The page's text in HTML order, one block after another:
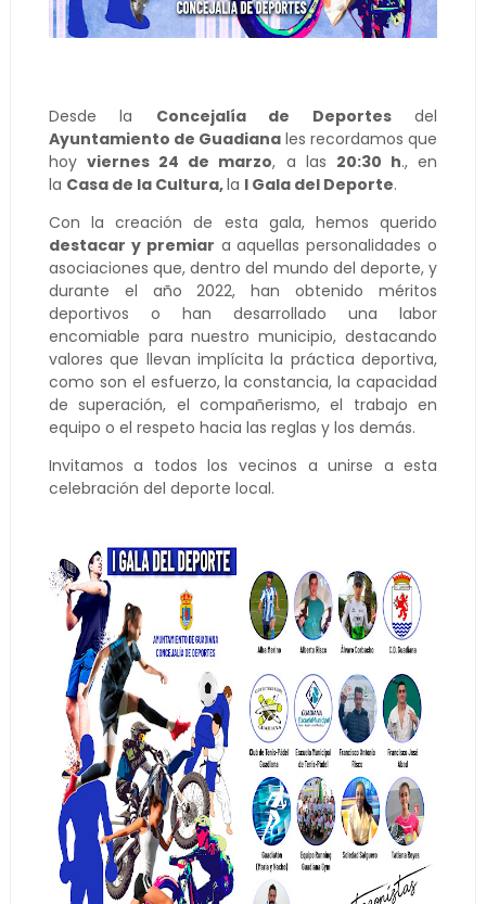
Desde la Concejalía de Deportesdel
Ayuntamiento de Guadianales recordamos que
hoyviernes 24 de marzo, a las 20:30 h., en
la Casa de la Cultura,la I Gala del Deporte.
Con la creación de esta gala, hemos querido
destacar y premiar a aquellas personalidades o
asociaciones que, dentro del mundo del deporte, y
durante el año 2022, han obtenido méritos
deportivos o han desarrollado una labor
encomiable para nuestro municipio, destacando
valores que llevan implícita la práctica deportiva,
como son el esfuerzo, la constancia, la capacidad
de superación, el compañerismo, el trabajo en
equipo o el respeto hacia las reglas y los demás.
Invitamos a todos los vecinos a unirse a esta
celebración del deporte local.